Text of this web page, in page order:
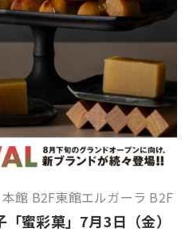
本館 B2F東館エルガーラ B2F
蜜彩菓」7月3日（金）